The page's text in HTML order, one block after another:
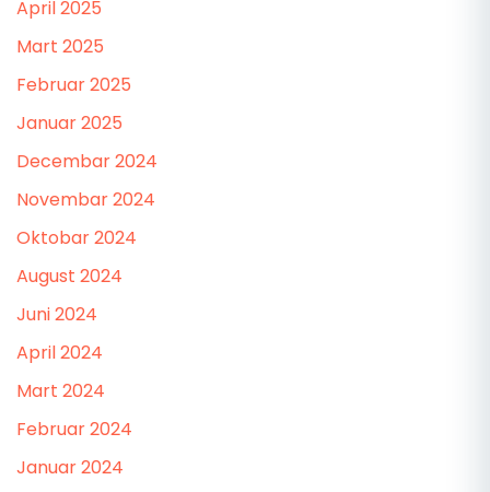
April 2025
Mart 2025
Februar 2025
Januar 2025
Decembar 2024
Novembar 2024
Oktobar 2024
August 2024
Juni 2024
April 2024
Mart 2024
Februar 2024
Januar 2024